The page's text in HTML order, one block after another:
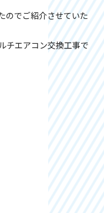
のでご紹介させていた
チエアコン交換工事で